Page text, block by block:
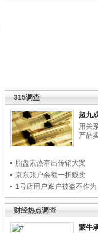
315调查
超九
用关
产品
胎盘素热牵出传销大案
京东账户余额一折贱卖
1号店用户账户被盗不作为
财经热点调查
蒙牛